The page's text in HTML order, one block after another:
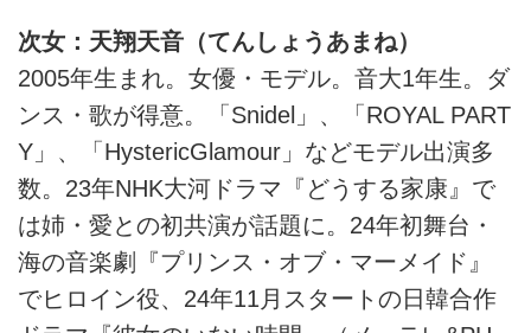
次女：天翔天音（てんしょうあまね）
2005年生まれ。女優・モデル。音大1年生。ダ
ンス・歌が得意。「Snidel」、「ROYAL PART
Y」、「HystericGlamour」などモデル出演多
数。23年NHK大河ドラマ『どうする家康』で
は姉・愛との初共演が話題に。24年初舞台・
海の音楽劇『プリンス・オブ・マーメイド』
でヒロイン役、24年11月スタートの日韓合作